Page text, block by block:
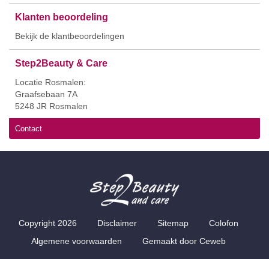
Klanten beoordeling
Bekijk de klantbeoordelingen
Step2Beauty & Care
Locatie Rosmalen:
Graafsebaan 7A
5248 JR Rosmalen
Contact
Copyright 2026 Disclaimer Sitemap
Colofon
Algemene voorwaarden
Gemaakt door Ceweb